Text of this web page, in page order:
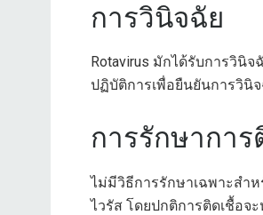
การวินิจฉัย
Rotavirus มักได้รับการวินิ
ปฏิบัติการเพื่อยืนยันการวินิ
การรักษาการ
ไม่มีวิธีการรักษาเฉพาะสำ
ไวรัส โดยปกติการติดเชื้อจ